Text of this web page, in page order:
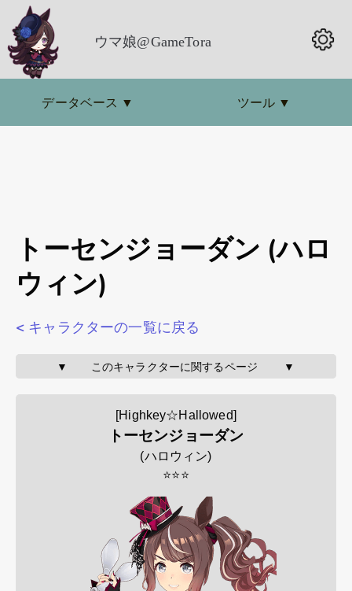
ウマ娘@GameTora
データベース ▼ ツール ▼
トーセンジョーダン (ハロ
ウィン)
< キャラクターの一覧に戻る
▼       このキャラクターに関するページ        ▼
[Highkey☆Hallowed]
トーセンジョーダン
(ハロウィン)
⭐⭐⭐